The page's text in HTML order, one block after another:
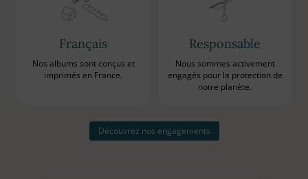
Français
Nos albums sont conçus et
imprimés en France.
Responsable
Nous sommes activement
engagés pour la protection de
notre planète.
Découvrez nos engagements